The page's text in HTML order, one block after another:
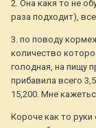
2. Она какя то не
раза подходит),
3. по поводу
количество
голодная, на пищу
прибавила всего
15,200. Мне
Короче как то руки